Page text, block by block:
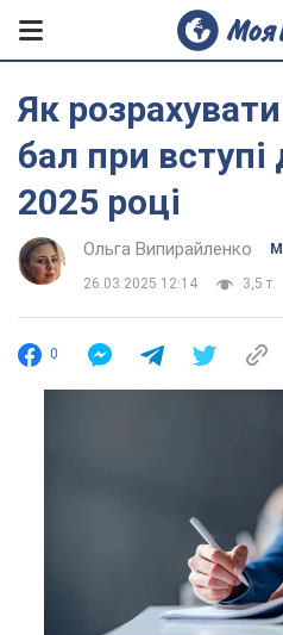
Як
бал при
2025 році
Ольга Випирайленко
26.03.2025 12:14 3,5 т.
0